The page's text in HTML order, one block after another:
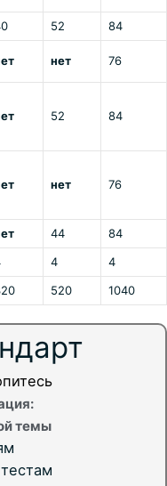
52 84
нет 76
52 84
нет 76
44
84
4
4
520 1040
темы